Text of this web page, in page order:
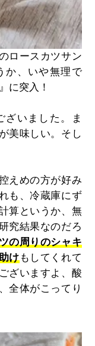
ロースカツサン
か、いや無理で
に突入！
ざいました。ま
美味しい。そし
えめの方が好み
も、冷蔵庫にず
算というか、無
究結果なのだろ
の周りのシャキ
けもしてくれて
ざいますよ、酸
全体がこってり